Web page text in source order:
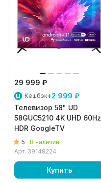
29 999 ₽
Кешбэк+2 999 ₽
Телевизор 58" UD
58GUC5210 4K UHD 60Hz
HDR GoogleTV
5
В наличии
Арт. 39148224
Купить